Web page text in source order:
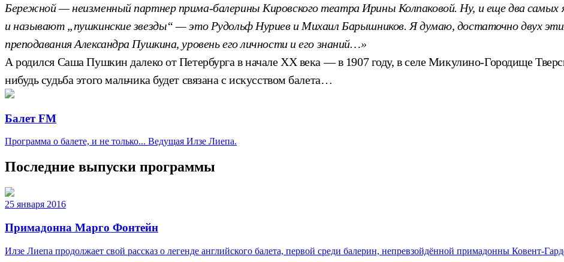
Бережной — неизменный партнер прима-балерины Кировского театра Ирины Колпаковой. Ну, и еще два
и называют „пушкинские звезды“ — это Рудольф Нуриев и Михаил Барышников. Я думаю, достаточно двух
преподавания Александра Пушкина, уровень его личности и его знаний…»
А родился Саша Пушкин далеко от Петербурга в начале ХХ века — в 1907 году, в селе Микулино-Городище
нибудь судьба этого мальчика будет связана с искусством балета…
Балет FM
Программа о балете, и не только... Ведущая Илзе Лиепа.
Последние выпуски программы
25 января 2016
Примадонна Марго Фонтейн
Илзе Лиепа продолжает свой рассказ о легенде английского балета, первой среди балерин, непревзойдённой примадонны Ковент-